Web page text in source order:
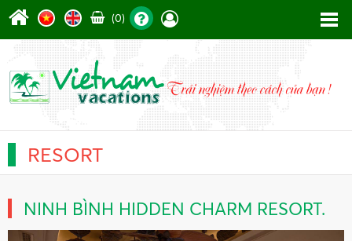
(0)
RESORT
NINH BÌNH HIDDEN CHARM RESORT.